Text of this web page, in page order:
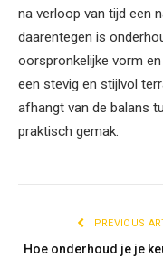
na verloop van tijd een
daarentegen is
oorspronkelijke vorm
een stevig en stijlvol
afhangt van de balans
praktisch gemak.
PREVIOUS
Hoe onderhoud je je